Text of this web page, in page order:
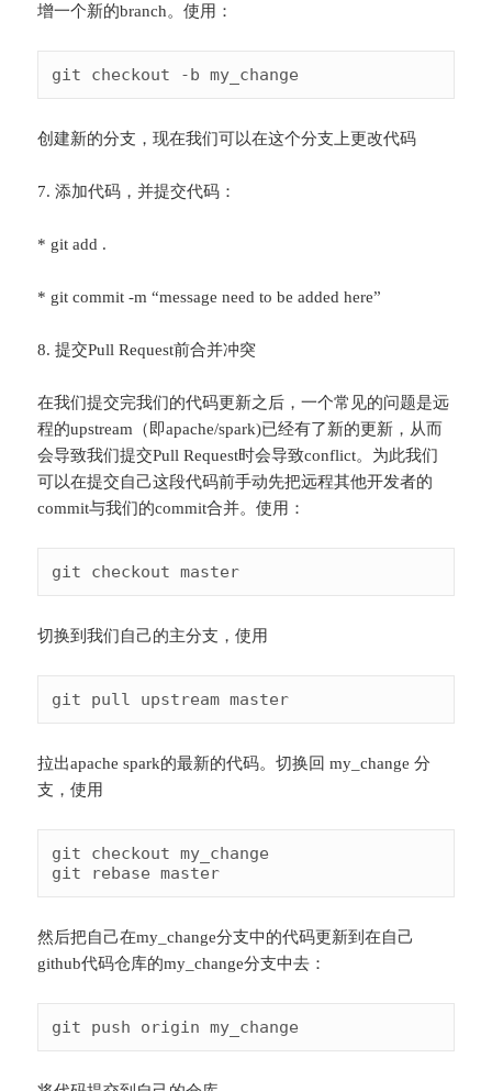
增一个新的branch。使用：
创建新的分支，现在我们可以在这个分支上更改代码
7. 添加代码，并提交代码：
* git add .
* git commit -m “message need to be added here”
8. 提交Pull Request前合并冲突
在我们提交完我们的代码更新之后，一个常见的问题是远
程的upstream（即apache/spark)已经有了新的更新，从而
会导致我们提交Pull Request时会导致conflict。为此我们
可以在提交自己这段代码前手动先把远程其他开发者的
commit与我们的commit合并。使用：
切换到我们自己的主分支，使用
拉出apache spark的最新的代码。切换回 my_change 分
支，使用
git checkout my_change
然后把自己在my_change分支中的代码更新到在自己
github代码仓库的my_change分支中去：